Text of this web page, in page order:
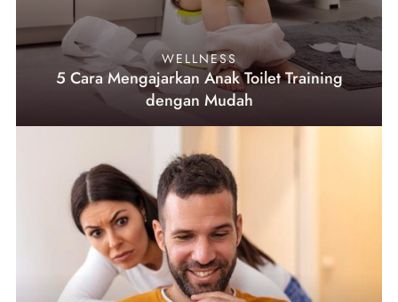
WELLNESS
5 Cara Mengajarkan Anak Toilet Training
dengan Mudah